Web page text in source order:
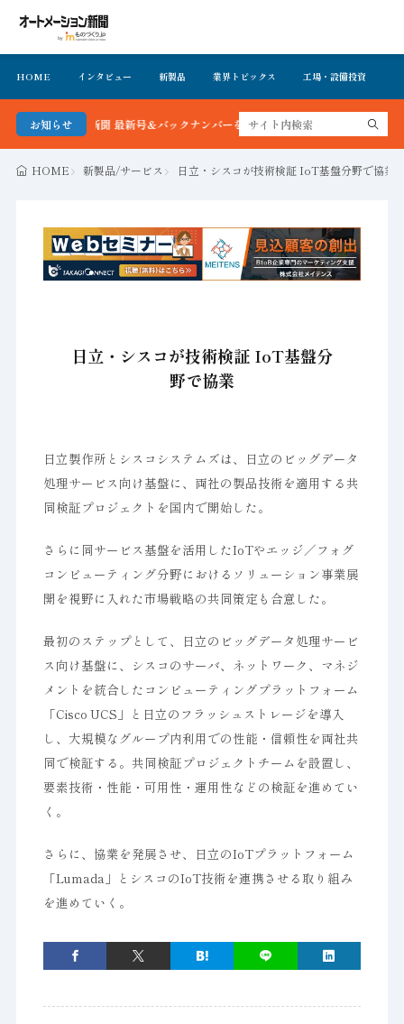
HOME インタビュー 新製品 業界トピックス 工場・設備投資
お知らせ
ション新聞 最新号＆バックナンバーを無料で公開中 詳細はこちら
HOME 新製品/サービス 日立・シスコが技術検証 IoT基盤分野で協業
日立・シスコが技術検証 IoT基盤分
野で協業
日立製作所とシスコシステムズは、日立のビッグデータ
処理サービス向け基盤に、両社の製品技術を適用する共
同検証プロジェクトを国内で開始した。
さらに同サービス基盤を活用したIoTやエッジ／フォグ
コンピューティング分野におけるソリューション事業展
開を視野に入れた市場戦略の共同策定も合意した。
最初のステップとして、日立のビッグデータ処理サービ
ス向け基盤に、シスコのサーバ、ネットワーク、マネジ
メントを統合したコンピューティングプラットフォーム
「Cisco UCS」と日立のフラッシュストレージを導入
し、大規模なグループ内利用での性能・信頼性を両社共
同で検証する。共同検証プロジェクトチームを設置し、
要素技術・性能・可用性・運用性などの検証を進めてい
く。
さらに、協業を発展させ、日立のIoTプラットフォーム
「Lumada」とシスコのIoT技術を連携させる取り組み
を進めていく。